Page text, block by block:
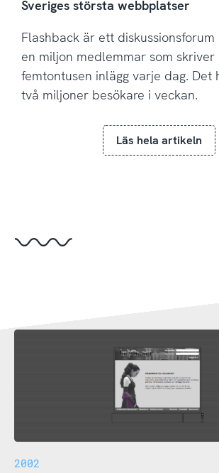
Sveriges största webbplatser
Flashback är ett
en miljon medlemmar som skriver
femtontusen inlägg varje dag. Det
två miljoner besökare i veckan.
Läs hela artikeln
2002